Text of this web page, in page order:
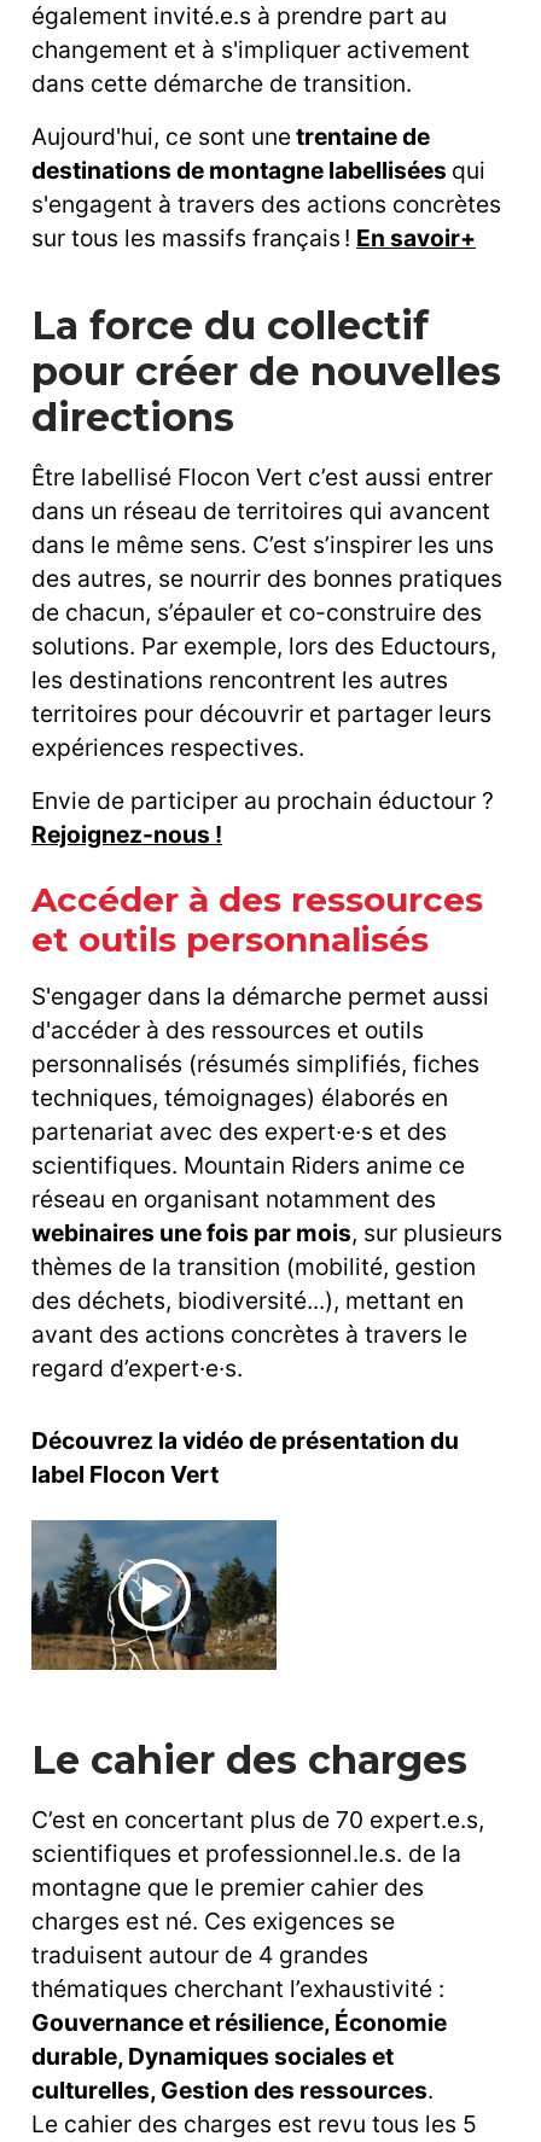
également invité.e.s à prendre part au
changement et à s'impliquer activement
dans cette démarche de transition.
Aujourd'hui, ce sont unetrentaine de
destinations de montagne labellisées qui
s'engagent à travers des actions concrètes
sur tous les massifs français ! En savoir+
La force du collectif
pour créer de nouvelles
directions
Être labellisé Flocon Vert c’est aussi entrer
dans un réseau de territoires qui avancent
dans le même sens. C’est s’inspirer les uns
des autres, se nourrir des bonnes pratiques
de chacun, s’épauler et co-construire des
solutions. Par exemple, lors des Eductours,
les destinations rencontrent les autres
territoires pour découvrir et partager leurs
expériences respectives.
Envie de participer au prochain éductour ?
Rejoignez-nous !
Accéder à des ressources
et outils personnalisés
S'engager dans la démarche permet aussi
d'accéder à des ressources et outils
personnalisés (résumés simplifiés, fiches
techniques, témoignages) élaborés en
partenariat avec des expert·e·s et des
scientifiques. Mountain Riders anime ce
réseau en organisant notamment des
webinaires une fois par mois, sur plusieurs
thèmes de la transition (mobilité, gestion
des déchets, biodiversité...), mettant en
avant des actions concrètes à travers le
regard d’expert·e·s.
Découvrez la vidéo de présentation du
label Flocon Vert
Le cahier des charges
C’est en concertant plus de 70 expert.e.s,
scientifiques et professionnel.le.s. de la
montagne que le premier cahier des
charges est né. Ces exigences se
traduisent autour de 4 grandes
thématiques cherchant l’exhaustivité :
Gouvernance et résilience, Économie
durable, Dynamiques sociales et
culturelles, Gestion des ressources.
Le cahier des charges est revu tous les 5